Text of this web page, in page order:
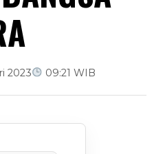
2023 09:21 WIB